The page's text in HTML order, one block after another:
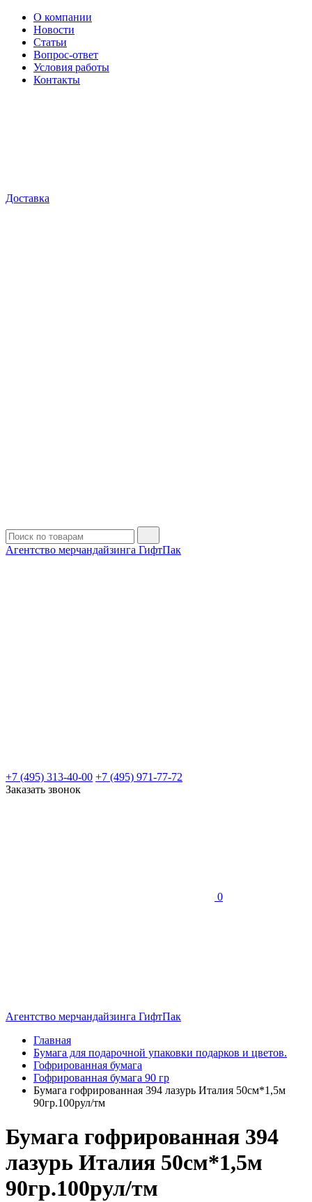
О компании
Новости
Статьи
Вопрос-ответ
Условия работы
Контакты
Доставка
Агентство мерчандайзинга ГифтПак
+7 (495) 313-40-00 +7 (495) 971-77-72
Заказать звонок
0
Агентство мерчандайзинга ГифтПак
Главная
Бумага для подарочной упаковки подарков и цветов.
Гофрированная бумага
Гофрированная бумага 90 гр
Бумага гофрированная 394 лазурь Италия 50см*1,5м
90гр.100рул/тм
Бумага гофрированная 394
лазурь Италия 50см*1,5м
90гр.100рул/тм